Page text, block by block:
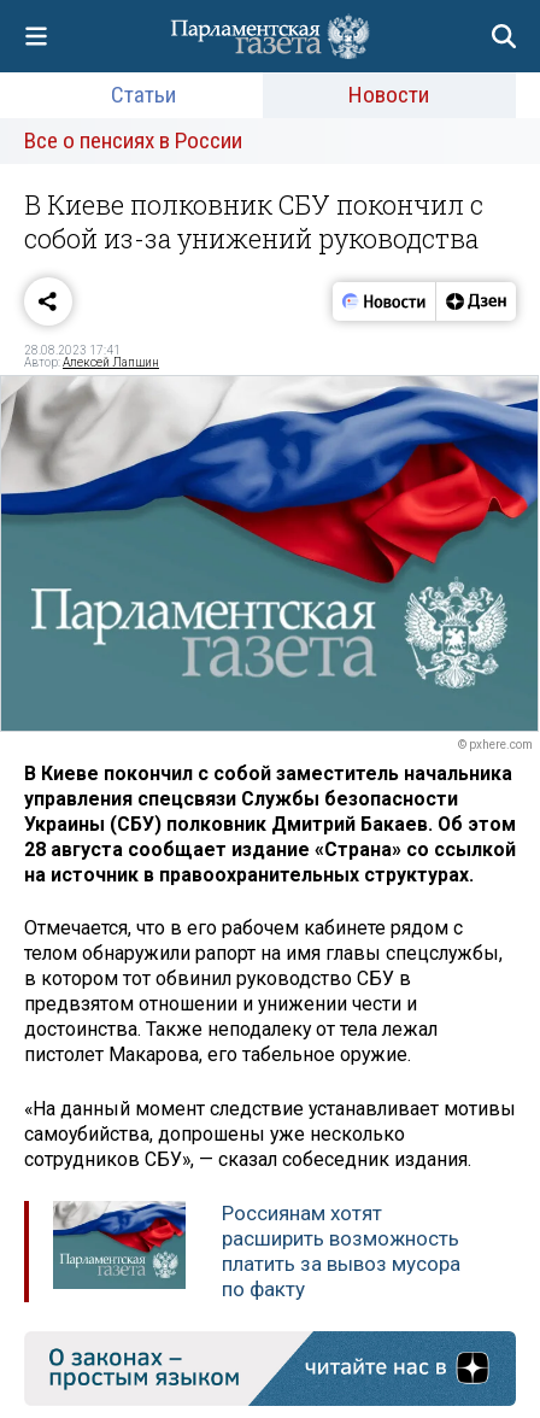
Статьи
Новости
Все о пенсиях в России
В Киеве полковник СБУ покончил с
собой из-за унижений руководства
28.08.2023 17:41
Автор:Алексей Лапшин
© pxhere.com
В Киеве покончил с собой заместитель начальника
управления спецсвязи Службы безопасности
Украины (СБУ) полковник Дмитрий Бакаев. Об этом
28 августа сообщает издание «Страна» со ссылкой
на источник в правоохранительных структурах.
Отмечается, что в его рабочем кабинете рядом с
телом обнаружили рапорт на имя главы спецслужбы,
в котором тот обвинил руководство СБУ в
предвзятом отношении и унижении чести и
достоинства. Также неподалеку от тела лежал
пистолет Макарова, его табельное оружие.
«На данный момент следствие устанавливает мотивы
самоубийства, допрошены уже несколько
сотрудников СБУ», — сказал собеседник издания.
Россиянам хотят
расширить возможность
платить за вывоз мусора
по факту